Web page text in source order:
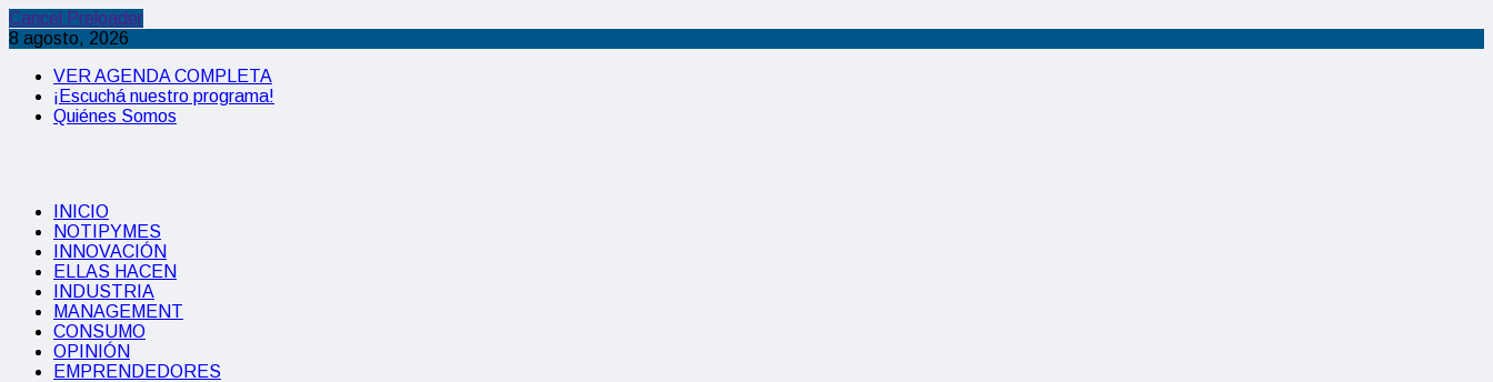
Cancel Preloader
8 agosto, 2026
VER AGENDA COMPLETA
¡Escuchá nuestro programa!
Quiénes Somos
INICIO
NOTIPYMES
INNOVACIÓN
ELLAS HACEN
INDUSTRIA
MANAGEMENT
CONSUMO
OPINIÓN
EMPRENDEDORES